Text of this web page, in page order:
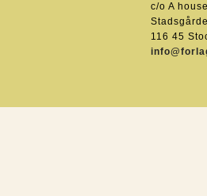
c/o A
116 45